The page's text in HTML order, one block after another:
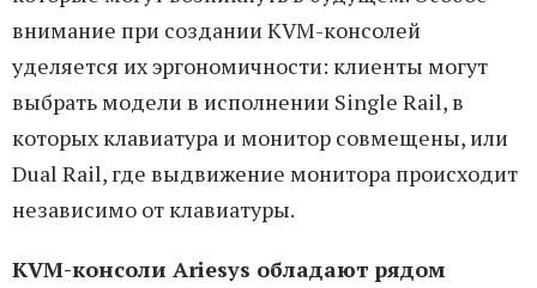
внимание при создании KVM-консолей
уделяется их эргономичности: клиенты могут
выбрать модели в исполнении Single Rail, в
которых клавиатура и монитор совмещены, или
Dual Rail, где выдвижение монитора происходит
независимо от клавиатуры.
KVM-консоли Ariesys обладают рядом